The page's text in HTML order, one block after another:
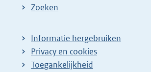
Zoeken
Informatie hergebruiken
Privacy en cookies
Toegankelijkheid